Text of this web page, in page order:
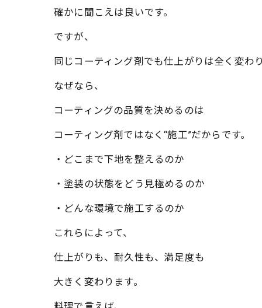
確かに聞こえは良いです。
ですが、
同じコーティング剤でも仕上がりは全く変わ
なぜなら、
コーティングの品質を決めるのは
コーティング剤ではなく“施工”だからです。
・どこまで下地を整えるのか
・塗装の状態をどう見極めるのか
・どんな環境で施工するのか
これらによって、
仕上がりも、耐久性も、満足度も
大きく変わります。